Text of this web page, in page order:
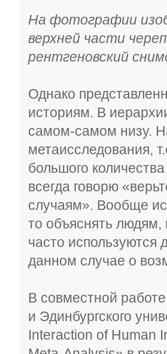
На фотографии
верхней части
рентгеновский
Однако
историям. В
самом-самом низу.
метаисследования,
большого
всегда говорю
случаям». Вообще
то объяснять людям,
часто используются
данном случае о
В совместной
и Эдинбургского
Interaction of Human